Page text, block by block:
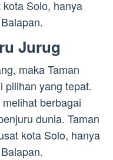
Solo, hanya
Jurug
maka Taman
pilihan yang tepat.
berbagai
dunia. Taman
kota Solo, hanya